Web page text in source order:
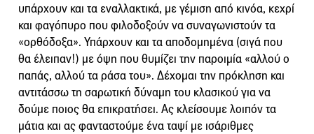
υπάρχουν και τα εναλλακτικά, με γέμιση από κινόα, κεχρί
και φαγόπυρο που φιλοδοξούν να συναγωνιστούν τα
«ορθόδοξα». Υπάρχουν και τα αποδομημένα (σιγά που
θα έλειπαν!) με όψη που θυμίζει την παροιμία «αλλού ο
παπάς, αλλού τα ράσα του». Δέχομαι την πρόκληση και
αντιτάσσω τη σαρωτική δύναμη του κλασικού για να
δούμε ποιος θα επικρατήσει. Ας κλείσουμε λοιπόν τα
μάτια και ας φανταστούμε ένα ταψί με ισάριθμες